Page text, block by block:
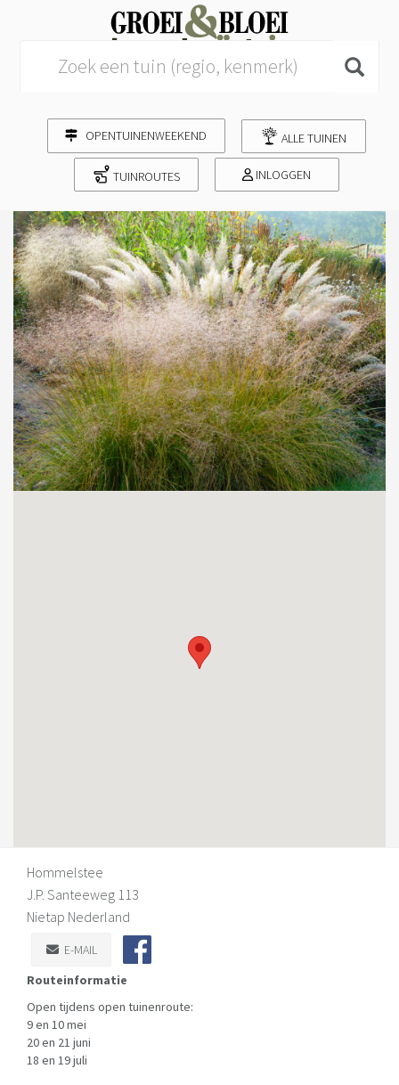
OPENTUINENWEEKEND ALLE TUINEN
TUINROUTES INLOGGEN
Hommelstee
J.P. Santeeweg 113
Nietap Nederland
E-MAIL
Routeinformatie
Open tijdens open tuinenroute:
9 en 10 mei
20 en 21 juni
18 en 19 juli